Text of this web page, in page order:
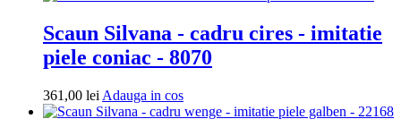
Scaun Silvana - cadru cires - imitatie
piele coniac - 8070
361,00 lei Adauga in cosAdauga
in